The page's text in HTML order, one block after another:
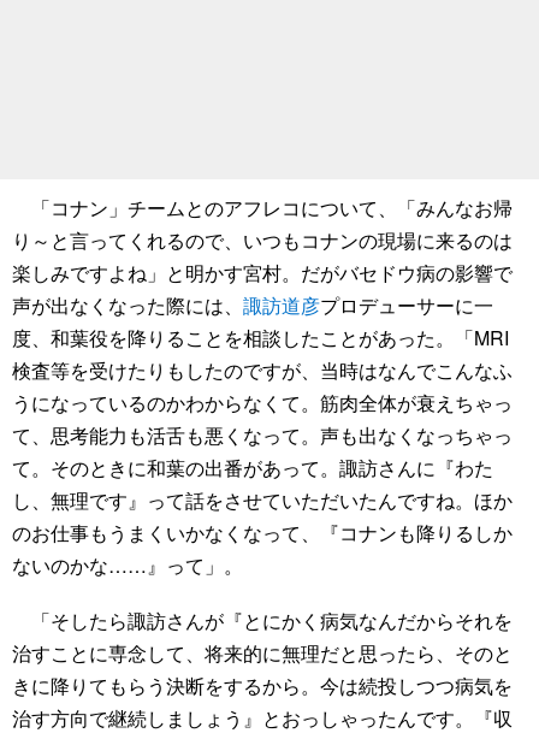
「コナン」チームとのアフレコについて、「みんなお帰
り～と言ってくれるので、いつもコナンの現場に来るのは
楽しみですよね」と明かす宮村。だがバセドウ病の影響で
声が出なくなった際には、 諏訪道彦プロデューサーに一
度、和葉役を降りることを相談したことがあった。「MRI
検査等を受けたりもしたのですが、当時はなんでこんなふ
うになっているのかわからなくて。筋肉全体が衰えちゃっ
て、思考能力も活舌も悪くなって。声も出なくなっちゃっ
て。そのときに和葉の出番があって。諏訪さんに『わた
し、無理です』って話をさせていただいたんですね。ほか
のお仕事もうまくいかなくなって、『コナンも降りるしか
ないのかな……』って」。
「そしたら諏訪さんが『とにかく病気なんだからそれを
治すことに専念して、将来的に無理だと思ったら、そのと
きに降りてもらう決断をするから。今は続投しつつ病気を
治す方向で継続しましょう』とおっしゃったんです。『収